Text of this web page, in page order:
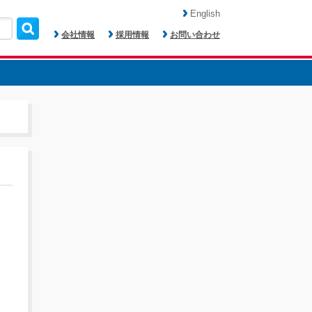
会社情報 採用情報 お問い合わせ
English